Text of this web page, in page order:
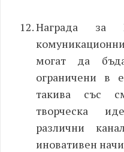
Награда
могат да
ограничени в
такива със
творческа
различни
иновативен